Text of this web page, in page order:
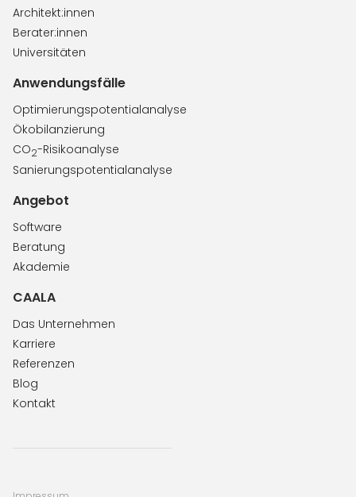
Architekt:innen
Berater:innen
Universitäten
Anwendungsfälle
Optimierungspotentialanalyse
Ökobilanzierung
CO2-Risikoanalyse
Sanierungspotentialanalyse
Angebot
Software
Beratung
Akademie
CAALA
Das Unternehmen
Karriere
Referenzen
Blog
Kontakt